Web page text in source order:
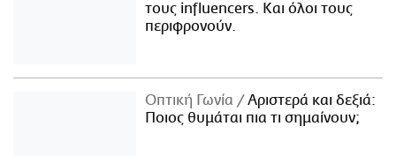
τους influencers. Και όλοι τους
περιφρονούν.
Οπτική Γωνία
Αριστερά και δεξιά:
Ποιος θυμάται πια τι σημαίνουν;